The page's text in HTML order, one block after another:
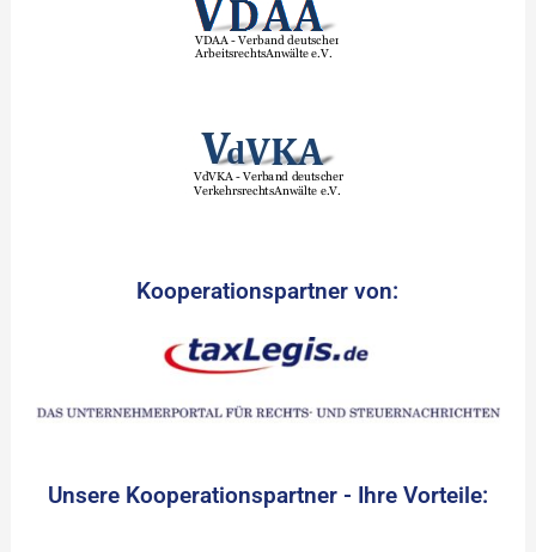
Kooperationspartner von:
Unsere Kooperationspartner - Ihre Vorteile: